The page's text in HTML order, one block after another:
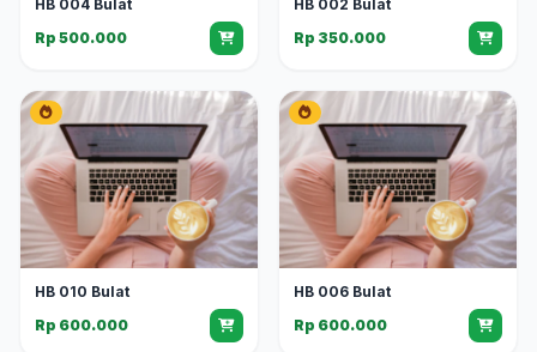
HB 004 Bulat
Rp 500.000
HB 002 Bulat
Rp 350.000
HB 010 Bulat
Rp 600.000
HB 006 Bulat
Rp 600.000